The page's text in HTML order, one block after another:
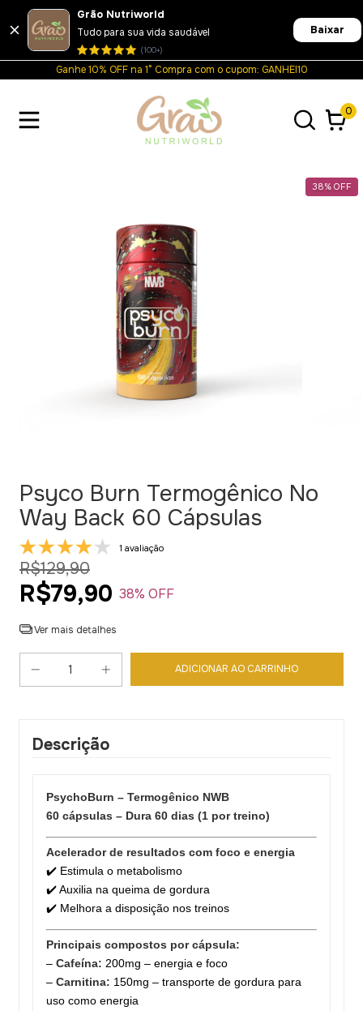
Grão Nutriworld
Tudo para sua vida saudável
(100+)
Baixar
Ganhe 10% OFF na 1° Compra com o cupom: GANHEI10
0
38% OFF
Psyco Burn Termogênico No
Way Back 60 Cápsulas
1 avaliação
R$129,90
R$79,90 38% OFF
Ver mais detalhes
Descrição
PsychoBurn – Termogênico NWB
60 cápsulas – Dura 60 dias (1 por treino)
Acelerador de resultados com foco e energia
✔️ Estimula o metabolismo
✔️ Auxilia na queima de gordura
✔️ Melhora a disposição nos treinos
Principais compostos por cápsula:
– Cafeína: 200mg – energia e foco
– Carnitina: 150mg – transporte de gordura para
uso como energia